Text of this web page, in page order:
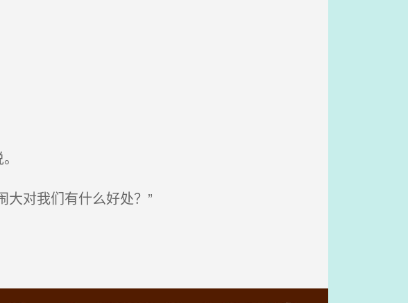
对我们有什么好处？”